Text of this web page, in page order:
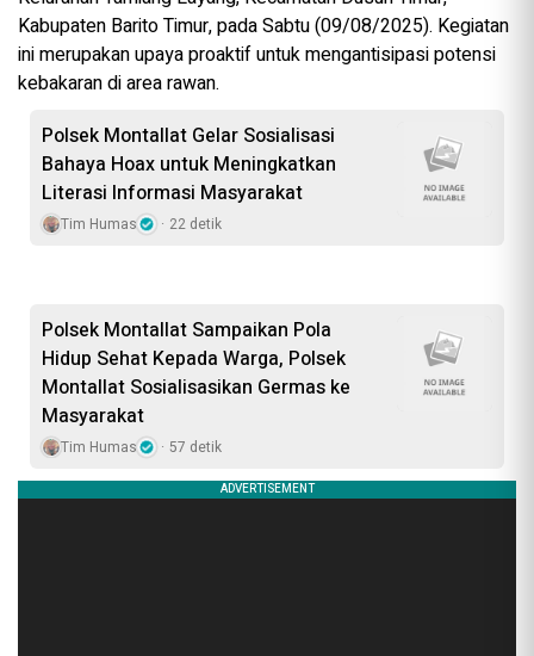
Kabupaten Barito Timur, pada Sabtu (09/08/2025). Kegiatan
ini merupakan upaya proaktif untuk mengantisipasi potensi
kebakaran di area rawan.
Polsek Montallat Gelar Sosialisasi
Bahaya Hoax untuk Meningkatkan
Literasi Informasi Masyarakat
Tim Humas 22 detik
Polsek Montallat Sampaikan Pola
Hidup Sehat Kepada Warga, Polsek
Montallat Sosialisasikan Germas ke
Masyarakat
Tim Humas 57 detik